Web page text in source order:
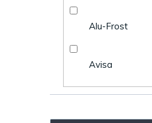
Alu-Frost
Avisa